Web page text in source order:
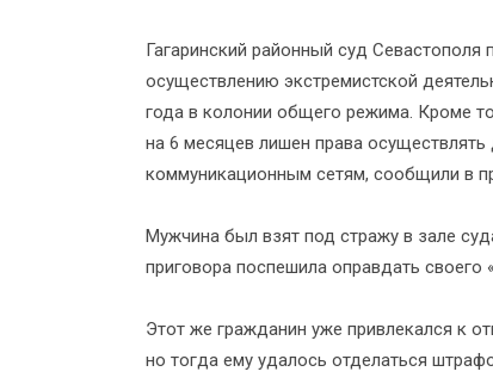
Гагаринский районный суд
осуществлению экстремистской
года в колонии общего режима. Кроме
на 6 месяцев лишен права
коммуникационным сетям, сообщили в
Мужчина был взят под стражу в зале
приговора поспешила оправдать
Этот же гражданин уже привлекался к
но тогда ему удалось отделаться